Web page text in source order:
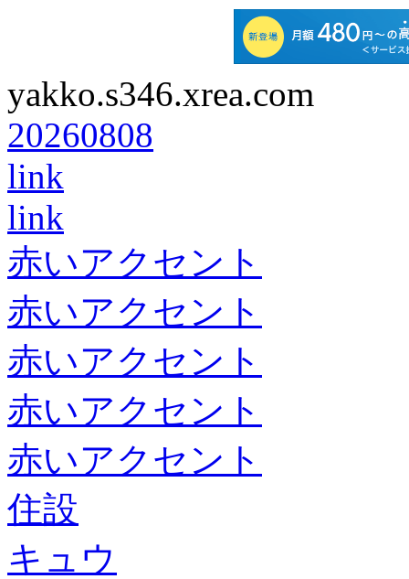
yakko.s346.xrea.com
20260808
link
link
赤いアクセント
赤いアクセント
赤いアクセント
赤いアクセント
赤いアクセント
住設
キュウ